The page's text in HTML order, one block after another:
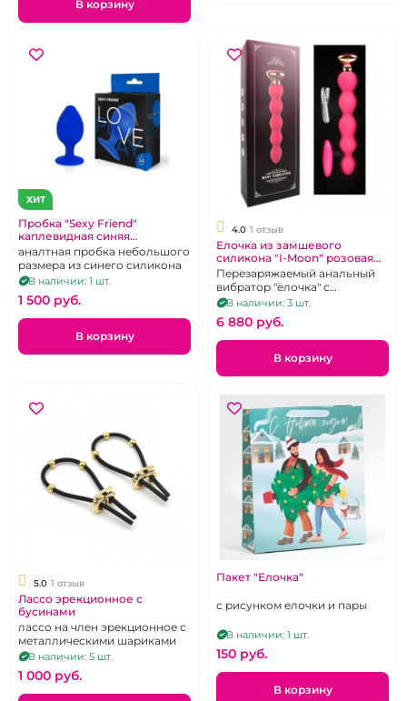
В корзину
ХИТ
Пробка "Sexy Friend"
каплевидная синяя
рельефная
аналтная пробка небольшого
размера из синего силикона
В наличии: 1 шт.
1 500 pуб.
В корзину
4.0 1 отзыв
Елочка из замшевого
силикона "I-Moon" розовая
рельефная на д.у пульте
Перезаряжаемый анальный
вибратор "ёлочка" с
возможностью
дистанционного управления.
В наличии: 3 шт.
6 880 pуб.
В корзину
5.0 1 отзыв
Лассо эрекционное с
бусинами
лассо на член эрекционное с
металлическими шариками
В наличии: 5 шт.
1 000 pуб.
Пакет "Елочка"
с рисунком елочки и пары
В наличии: 1 шт.
150 pуб.
В корзину